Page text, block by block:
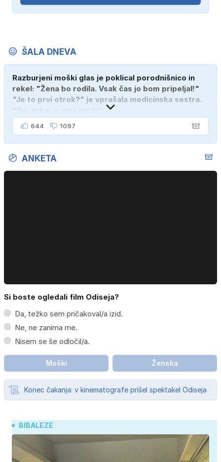
ŠALA DNEVA
Razburjeni moški glas je poklical porodnišnico in
rekel: "Žena bo rodila. Vsak čas jo bom pripeljal!"
"Je to prvi otrok?" je vprašala medicinska sestra.
644 1097
ANKETA
Si boste ogledali film Odiseja?
Da, težko sem pričakoval/a izid.
Ne, ne zanima me.
Nisem se še odločil/a.
Moški Ženska
Konec čakanja: v kinematografe prišel spektakel Odiseja
BIBALEZE